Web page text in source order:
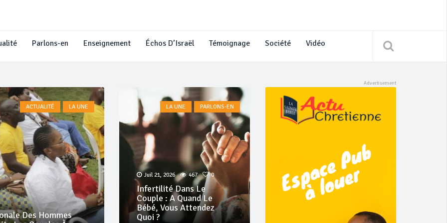
Parlons-en Enseignement Échos D’Israël Témoignage Société Vidéo
ACTUALITÉ LA UNE ACTUALITÉ
Juil 29, 2026 246 0 0
LA UNE PARLONS-EN
Juil 21, 2026 467 0
Infertilité Dans Le
Couple : A Quand Le
Bébé, Vous Attendez
Quoi ?